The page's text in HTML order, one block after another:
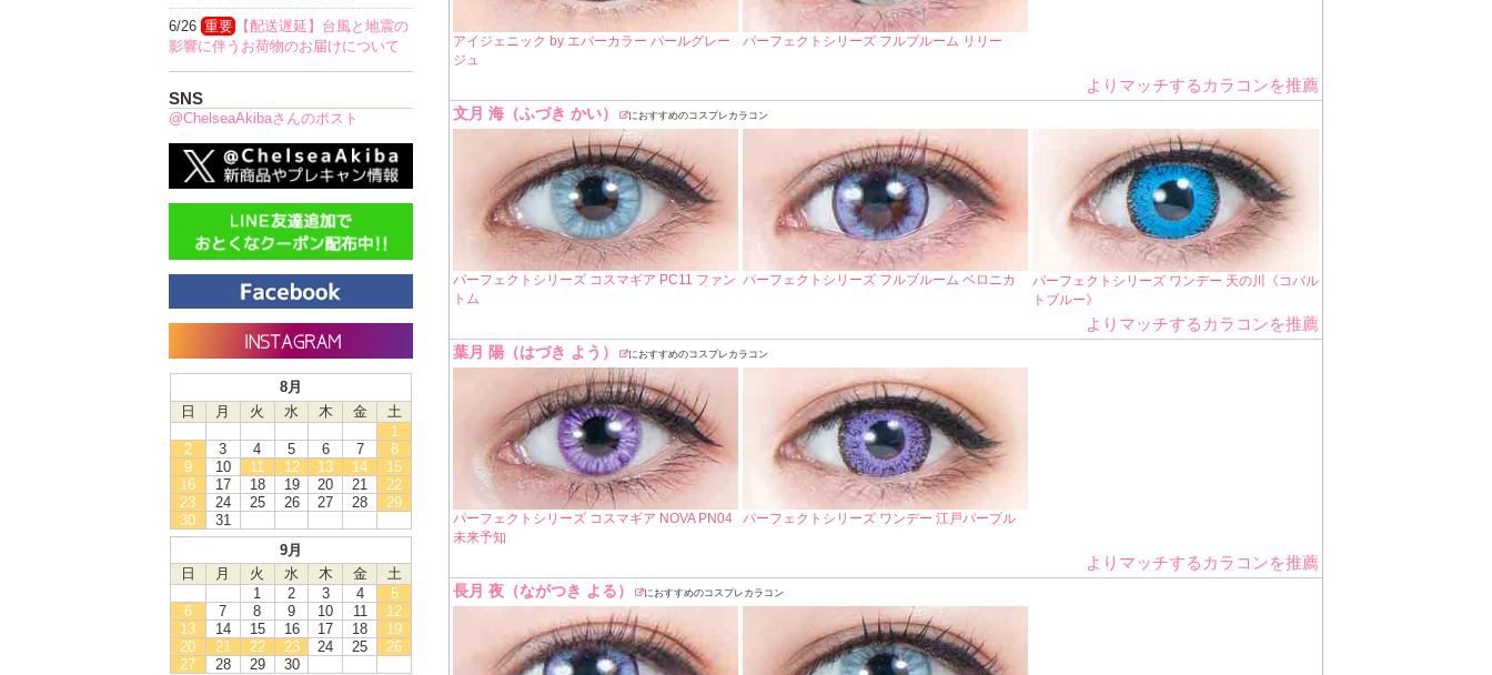
6/26 重要
【配送遅延】台風と地震の
影響に伴うお荷物のお届けについて
SNS
@ChelseaAkibaさんのポスト
8月
日
月 火 水 木 金
土
1
2
3 4 5 6 7
8
9
10 11 12 13 14
15
16
17 18 19 20 21
22
23
24 25 26 27 28
29
30
31
9月
日
月 火 水 木 金
土
1
2 3 4
5
6
7 8 9 10 11
12
13
14 15 16 17 18
19
20
21 22 23 24 25
26
27
28 29 30
アイジェニック by エバーカラー パールグレー
ジュ
パーフェクトシリーズ フルブルーム リリー
よりマッチするカラコンを推薦
文月 海（ふづき かい） におすすめのコスプレカラコン
パーフェクトシリーズ コスマギア PC11 ファン
トム
パーフェクトシリーズ フルブルーム ベロニカ
パーフェクトシリーズ ワンデー 天の川《コバル
トブルー》
よりマッチするカラコンを推薦
葉月 陽（はづき よう） におすすめのコスプレカラコン
パーフェクトシリーズ コスマギア NOVA PN04
未来予知
パーフェクトシリーズ ワンデー 江戸パープル
よりマッチするカラコンを推薦
長月 夜（ながつき よる） におすすめのコスプレカラコン